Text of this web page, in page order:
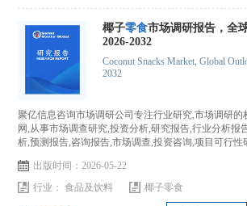
椰子零食市场调研报告，全
2026-2032
Coconut Snacks Market, Global
2032
聚亿信息咨询市场调研公司专注行业研究,市场调研
网,从事市场调查研究,投资分析,研究报告,行业分析报
析,预测报告,咨询报告,市场调查,投资咨询,项目可行性
出版时间：2026-05-22
行业：食品及饮料 椰子零食